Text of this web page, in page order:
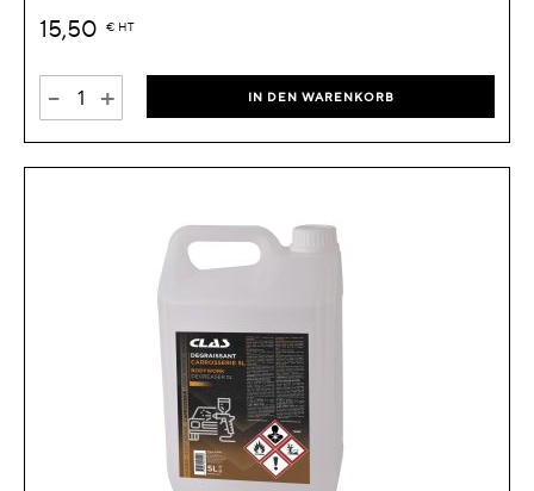
15,50 € HT
- + IN DEN WARENKORB